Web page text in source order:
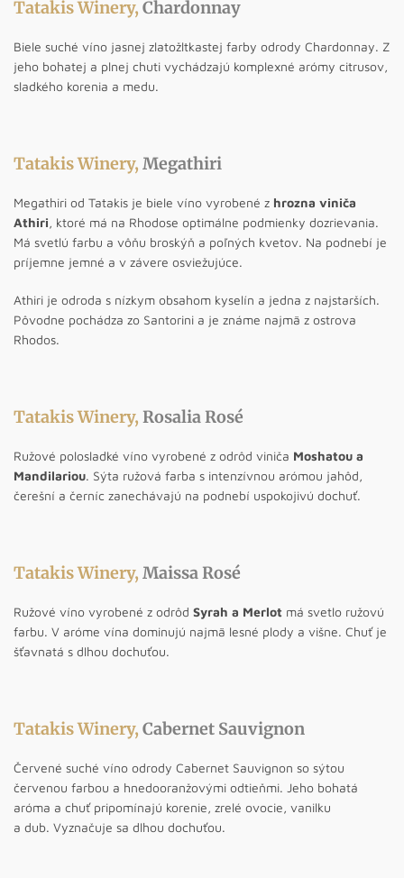
Tatakis Winery, Chardonnay
Biele suché víno jasnej zlatožltkastej farby odrody Chardonnay. Z
jeho bohatej a plnej chuti vychádzajú komplexné arómy citrusov,
sladkého korenia a medu.
Tatakis Winery, Megathiri
Megathiri od Tatakis je biele víno vyrobené z hrozna viniča
Athiri, ktoré má na Rhodose optimálne podmienky dozrievania.
Má svetlú farbu a vôňu broskýň a poľných kvetov. Na podnebí je
príjemne jemné a v závere osviežujúce.
Athiri je odroda s nízkym obsahom kyselín a jedna z najstarších.
Pôvodne pochádza zo Santorini a je známe najmä z ostrova
Rhodos.
Tatakis Winery, Rosalia Rosé
Ružové polosladké víno vyrobené z odrôd viniča Moshatou a
Mandilariou. Sýta ružová farba s intenzívnou arómou jahôd,
čerešní a černíc zanechávajú na podnebí uspokojivú dochuť.
Tatakis Winery, Maissa Rosé
Ružové víno vyrobené z odrôd Syrah a Merlot má svetlo ružovú
farbu. V aróme vína dominujú najmä lesné plody a višne. Chuť je
šťavnatá s dlhou dochuťou.
Tatakis Winery, Cabernet Sauvignon
Červené suché víno odrody Cabernet Sauvignon so sýtou
červenou farbou a hnedooranžovými odtieňmi. Jeho bohatá
aróma a chuť pripomínajú korenie, zrelé ovocie, vanilku
a dub. Vyznačuje sa dlhou dochuťou.